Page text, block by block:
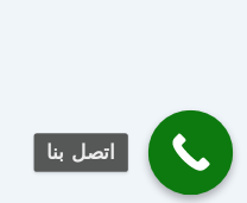
اتصل بنا